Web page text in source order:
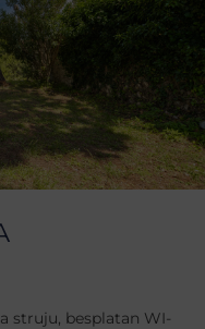
struju, besplatan WI-